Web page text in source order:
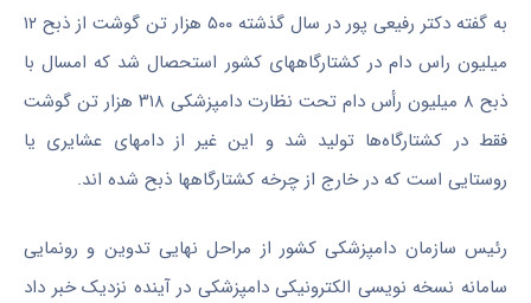
به گفته دکتر رفیعی پور در سال گذشته ۵۰۰ هزار تن گوشت از ذبح ۱۲
میلیون راس دام در کشتارگاههای کشور استحصال شد که امسال با
ذبح‌ ۸ میلیون رأس دام تحت نظارت دامپزشکی ۳۱۸ هزار تن گوشت
فقط در کشتارگاه‌ها تولید شد و این غیر از دامهای عشایری یا
روستایی است که در خارج از چرخه کشتارگاهها ذبح شده اند.
رئیس سازمان دامپزشکی کشور از مراحل نهایی تدوین و رونمایی
سامانه نسخه نویسی الکترونیکی دامپزشکی در آینده نزدیک خبر داد